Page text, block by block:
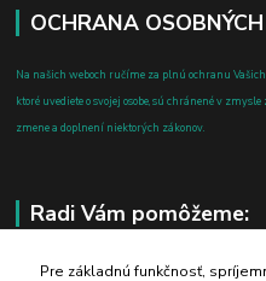
OCHRANA
Na našich weboch ručíme za plnú ochranu
ktoré uvediete o svojej osobe, sú chránené v
zmene a doplnení niektorých zákonov.
Radi Vám pomôžeme:
+421 908 700 612
Pre základnú funkčnosť,